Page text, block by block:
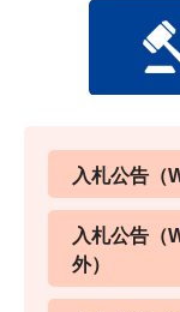
入札公告（
入札公告（
外）